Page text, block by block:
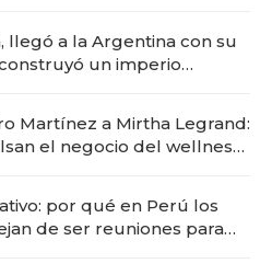
llegó a la Argentina con su
un imperio
Martínez a Mirtha Legrand:
el negocio del wellness
por qué en Perú los
de ser reuniones para